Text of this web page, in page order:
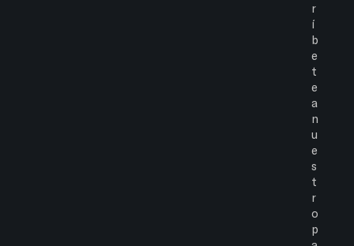
r
í
b
e
t
e
a
n
u
e
s
t
r
o
p